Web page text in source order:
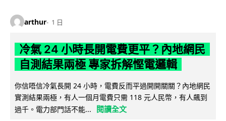
arthur 1 日
冷氣 24 小時長開電費更平？內地網民
自測結果兩極 專家拆解慳電邏輯
你信唔信冷氣長開 24 小時，電費反而平過開開關關？內地網民
實測結果兩極，有人一個月電費只需 118 元人民幣，有人飆到
過千。電力部門話不能...
閱讀全文